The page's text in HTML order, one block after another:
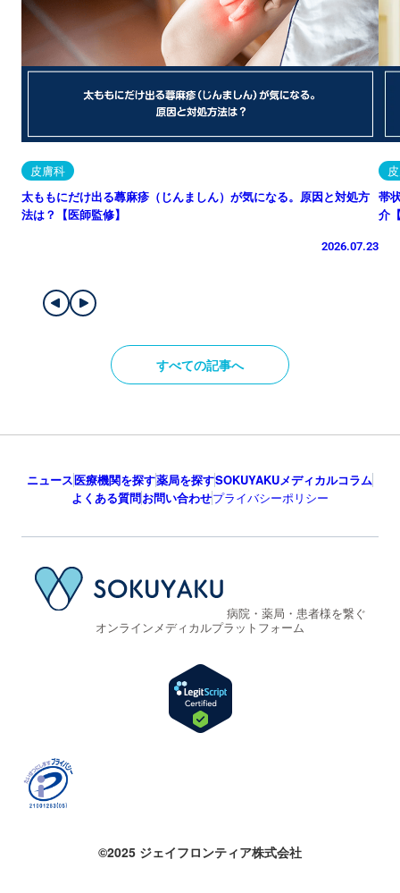
皮膚科
太ももにだけ出る蕁麻疹（じんましん）が気になる。原因と対処方
法は？【医師監修】
2026.07.23
帯
介
すべての記事へ
ニュース医療機関を探す薬局を探すSOKUYAKUメディカルコラム
よくある質問お問い合わせプライバシーポリシー
病院・薬局・患者様を繋ぐ
オンラインメディカルプラットフォーム
©2025 ジェイフロンティア株式会社